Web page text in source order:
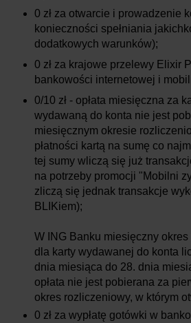
0 zł za otwarcie i prowadzenie
konieczności spełniania
dodatkowych warunków);
0 zł za krajowe przelewy Elixir
bankowości internetowej i
0/10 zł - opłata miesięczna za
wydawaną do konta nie jest
miesięcznym okresie
płatności kartą na sumę co
tej sumy wliczą się już
na potrzeby promocji "Mobilni
zliczą się jednak transakcje
BLIKiem);
W ING Banku miesięczny
dla karty wydawanej do konta
dnia miesiąca do 28. dnia
opłata nie jest pobierana za
okres rozliczeniowy, w którym
0 zł za wypłatę gotówki w